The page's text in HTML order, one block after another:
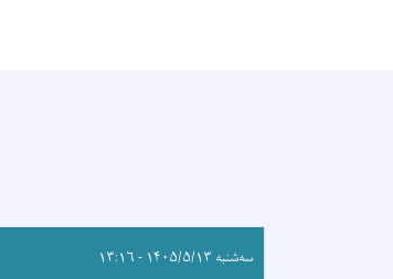
سه‌شنبه ۱۴۰۵/۵/۱۳ - ۱۳:۱۶